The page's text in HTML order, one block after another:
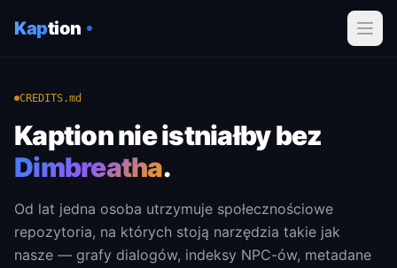
Kaption
CREDITS.md
Kaption nie istniałby bez
Dimbreatha.
Od lat jedna osoba utrzymuje społecznościowe
repozytoria, na których stoją narzędzia takie jak
nasze — grafy dialogów, indeksy NPC-ów, metadane